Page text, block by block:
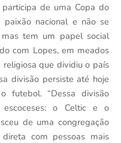
de uma Copa do
nacional e não se
tem um papel social
com Lopes, em meados
que dividiu o país
divisão persiste até hoje
futebol. “Dessa divisão
escoceses: o Celtic e o
de uma congregação
com pessoas mais